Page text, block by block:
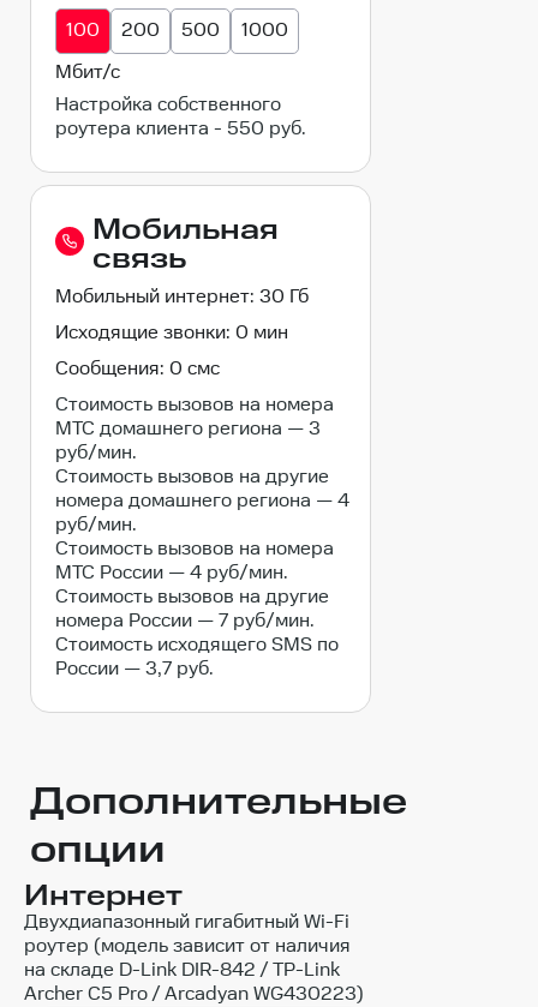
тарифе
100 200 500
1000
Мбит/с
Настройка собственного
роутера клиента - 550 руб.
Мобильная
связь
Мобильный интернет: 30 Гб
Исходящие звонки: 0 мин
Сообщения: 0 смс
Стоимость вызовов на номера
МТС домашнего региона — 3
руб/мин.
Стоимость вызовов на другие
номера домашнего региона — 4
руб/мин.
Стоимость вызовов на номера
МТС России — 4 руб/мин.
Стоимость вызовов на другие
номера России — 7 руб/мин.
Стоимость исходящего SMS по
России — 3,7 руб.
Дополнительные
опции
Интернет
Двухдиапазонный гигабитный Wi-Fi
роутер (модель зависит от наличия
на складе D-Link DIR-842 / ТР-Link
Archer C5 Pro / Arcadyan WG430223)